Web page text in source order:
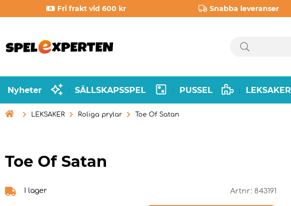
Fri frakt vid 600 kr Snabba leveranser
Nyheter SÄLLSKAPSSPEL PUSSEL LEKSAKER
 LEKSAKER Roliga prylar Toe Of Satan
Toe Of Satan
I lager Artnr: 843191